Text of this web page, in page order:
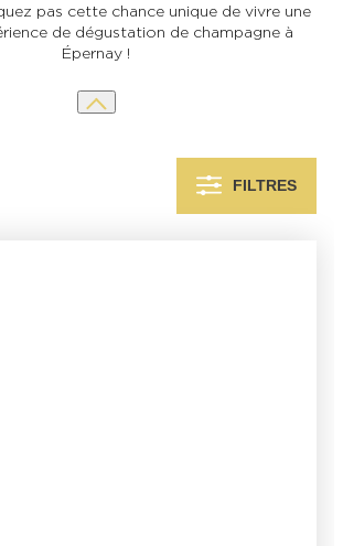
pas cette chance unique de vivre une
de dégustation de champagne à
Épernay !
FILTRES